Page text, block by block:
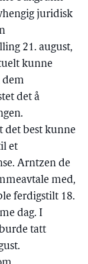
juridisk
21. august,
kunne
dem
det å
det best kunne
et
Arntzen de
med,
ferdigstilt 18.
dag. I
tatt